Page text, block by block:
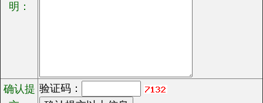
明：
确认提 验证码：